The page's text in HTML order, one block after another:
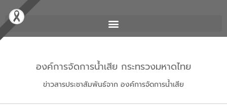
องค์การจัดการน้ำเสีย กระทรวงมหาดไทย
ข่าวสารประชาสัมพันธ์จาก องค์การจัดการน้ำเสีย